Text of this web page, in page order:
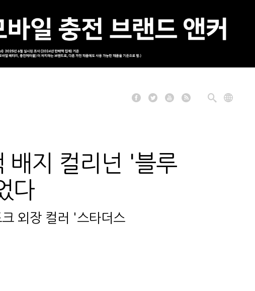
배지 컬리넌 '블루
다
크 외장 컬러 '스타더스